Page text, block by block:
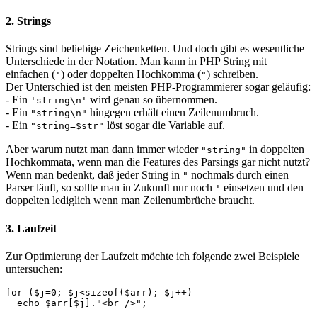
2. Strings
Strings sind beliebige Zeichenketten. Und doch gibt es wesentliche
Unterschiede in der Notation. Man kann in PHP String mit
einfachen ( ' ) oder doppelten Hochkomma (") schreiben.
Der Unterschied ist den meisten PHP-Programmierer sogar geläufig:
- Ein 'string\n' wird genau so übernommen.
- Ein "string\n" hingegen erhält einen Zeilenumbruch.
- Ein "string=$str" löst sogar die Variable auf.
Aber warum nutzt man dann immer wieder "string" in doppelten
Hochkommata, wenn man die Features des Parsings gar nicht nutzt?
Wenn man bedenkt, daß jeder String in " nochmals durch einen
Parser läuft, so sollte man in Zukunft nur noch ' einsetzen und den
doppelten lediglich wenn man Zeilenumbrüche braucht.
3. Laufzeit
Zur Optimierung der Laufzeit möchte ich folgende zwei Beispiele
untersuchen:
for ($j=0; $j<sizeof($arr); $j++)
  echo $arr[$j]."<br />";